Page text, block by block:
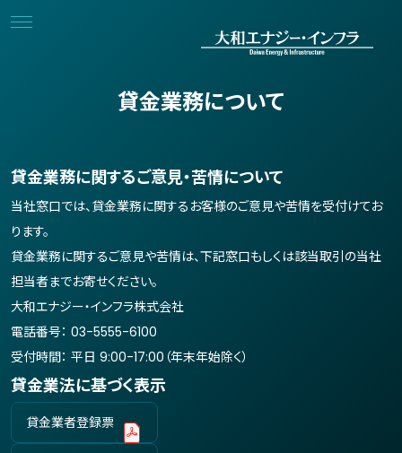
貸金業務について
貸金業務に関するご意見・苦情について
当社窓口では、貸金業務に関するお客様のご意見や苦情を受付けてお
ります。
貸金業務に関するご意見や苦情は、下記窓口もしくは該当取引の当社
担当者までお寄せください。
大和エナジー・インフラ株式会社
電話番号： 03-5555-6100
受付時間： 平日 9:00-17:00（年末年始除く）
貸金業法に基づく表示
貸金業者登録票